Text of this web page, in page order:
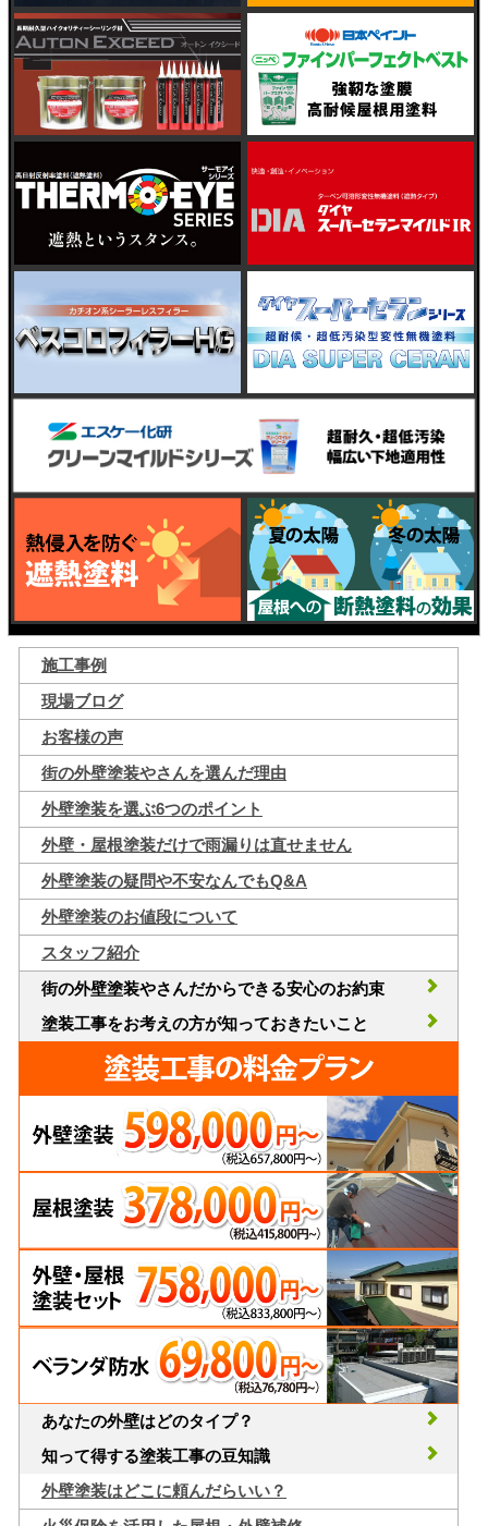
施工事例
現場ブログ
お客様の声
街の外壁塗装やさんを選んだ理由
外壁塗装を選ぶ6つのポイント
外壁・屋根塗装だけで雨漏りは直せません
外壁塗装の疑問や不安なんでもQ&A
外壁塗装のお値段について
スタッフ紹介
街の外壁塗装やさんだからできる安心のお約束
塗装工事をお考えの方が知っておきたいこと
あなたの外壁はどのタイプ？
知って得する塗装工事の豆知識
外壁塗装はどこに頼んだらいい？